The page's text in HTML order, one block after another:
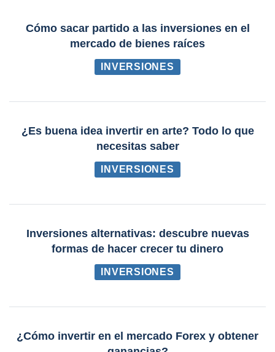
Cómo sacar partido a las inversiones en el
mercado de bienes raíces
INVERSIONES
¿Es buena idea invertir en arte? Todo lo que
necesitas saber
INVERSIONES
Inversiones alternativas: descubre nuevas
formas de hacer crecer tu dinero
INVERSIONES
¿Cómo invertir en el mercado Forex y obtener